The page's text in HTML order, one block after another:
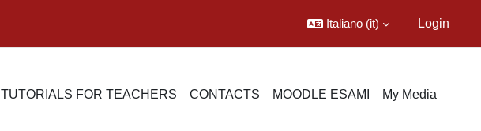
Italiano ‎(it)‎ Login
TUTORIALS FOR TEACHERS CONTACTS MOODLE ESAMI My Media